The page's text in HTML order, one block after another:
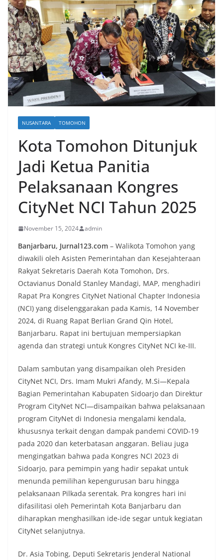
NUSANTARA TOMOHON
Kota Tomohon Ditunjuk
Jadi Ketua Panitia
Pelaksanaan Kongres
CityNet NCI Tahun 2025
November 15, 2024 admin
Banjarbaru, Jurnal123.com – Walikota Tomohon yang
diwakili oleh Asisten Pemerintahan dan Kesejahteraan
Rakyat Sekretaris Daerah Kota Tomohon, Drs.
Octavianus Donald Stanley Mandagi, MAP, menghadiri
Rapat Pra Kongres CityNet National Chapter Indonesia
(NCI) yang diselenggarakan pada Kamis, 14 November
2024, di Ruang Rapat Berlian Grand Qin Hotel,
Banjarbaru. Rapat ini bertujuan mempersiapkan
agenda dan strategi untuk Kongres CityNet NCI ke-III.
Dalam sambutan yang disampaikan oleh Presiden
CityNet NCI, Drs. Imam Mukri Afandy, M.Si—Kepala
Bagian Pemerintahan Kabupaten Sidoarjo dan Direktur
Program CityNet NCI—disampaikan bahwa pelaksanaan
program CityNet di Indonesia mengalami kendala,
khususnya terkait dengan dampak pandemi COVID-19
pada 2020 dan keterbatasan anggaran. Beliau juga
mengingatkan bahwa pada Kongres NCI 2023 di
Sidoarjo, para pemimpin yang hadir sepakat untuk
menunda pemilihan kepengurusan baru hingga
pelaksanaan Pilkada serentak. Pra kongres hari ini
difasilitasi oleh Pemerintah Kota Banjarbaru dan
diharapkan menghasilkan ide-ide segar untuk kegiatan
CityNet selanjutnya.
Dr. Asia Tobing, Deputi Sekretaris Jenderal National